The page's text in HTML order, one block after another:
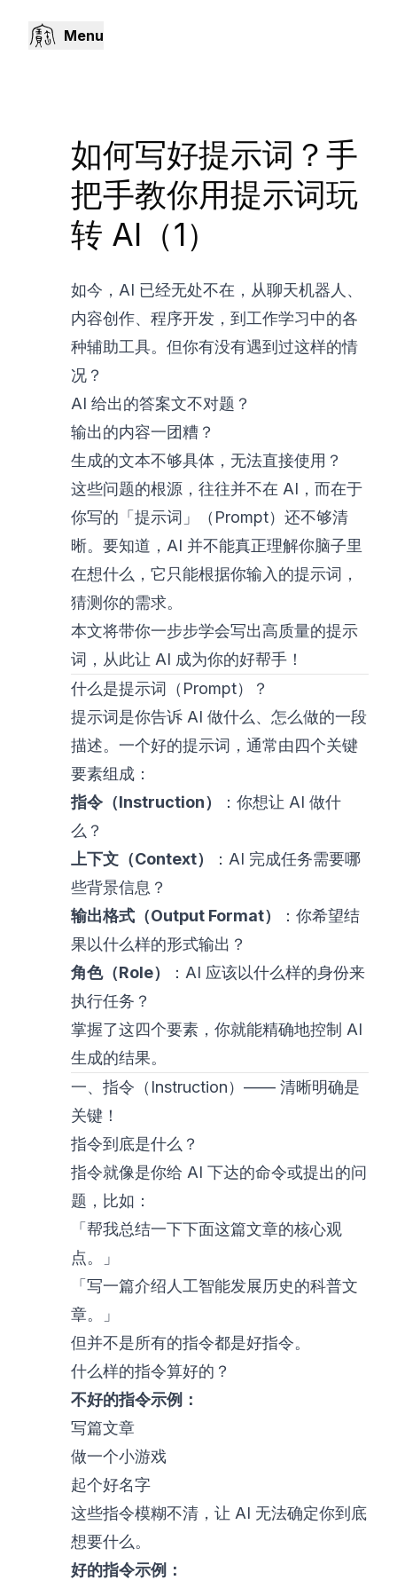
Menu
如何写好提示词？手
把手教你用提示词玩
转 AI（1）
如今，AI 已经无处不在，从聊天机器人、
内容创作、程序开发，到工作学习中的各
种辅助工具。但你有没有遇到过这样的情
况？
AI 给出的答案文不对题？
输出的内容一团糟？
生成的文本不够具体，无法直接使用？
这些问题的根源，往往并不在 AI，而在于
你写的「提示词」（Prompt）还不够清
晰。要知道，AI 并不能真正理解你脑子里
在想什么，它只能根据你输入的提示词，
猜测你的需求。
本文将带你一步步学会写出高质量的提示
词，从此让 AI 成为你的好帮手！
什么是提示词（Prompt）？
提示词是你告诉 AI 做什么、怎么做的一段
描述。一个好的提示词，通常由四个关键
要素组成：
指令（Instruction）
：你想让 AI 做什
么？
上下文（Context）
：AI 完成任务需要哪
些背景信息？
输出格式（Output Format）
：你希望结
果以什么样的形式输出？
角色（Role）
：AI 应该以什么样的身份来
执行任务？
掌握了这四个要素，你就能精确地控制 AI
生成的结果。
一、指令（Instruction）—— 清晰明确是
关键！
指令到底是什么？
指令就像是你给 AI 下达的命令或提出的问
题，比如：
「帮我总结一下下面这篇文章的核心观
点。」
「写一篇介绍人工智能发展历史的科普文
章。」
但并不是所有的指令都是好指令。
什么样的指令算好的？
不好的指令示例：
写篇文章
做一个小游戏
起个好名字
这些指令模糊不清，让 AI 无法确定你到底
想要什么。
好的指令示例：